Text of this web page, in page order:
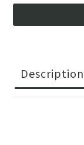
Description